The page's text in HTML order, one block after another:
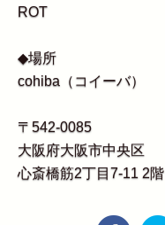
ROT
◆場所
cohiba（コイーバ）
〒542-0085
大阪府大阪市中央区
心斎橋筋2丁目7-11 2階